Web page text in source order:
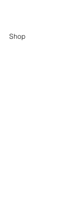
Shop